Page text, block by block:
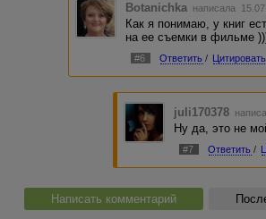
Botanichka написала
Как я понимаю, у книг
на ее съемки в фильме
#6 Ответить / Цитировать
juli170378
Ну да, это не
#7 Ответить /
Написать комментарий